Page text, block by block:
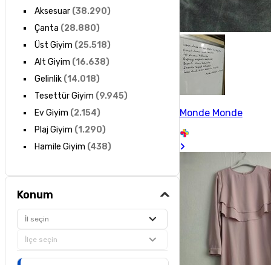
Aksesuar(38.290)
Çanta (28.880)
Üst Giyim (25.518)
Alt Giyim (16.638)
Gelinlik(14.018)
Tesettür Giyim (9.945)
Ev Giyim (2.154)
Plaj Giyim (1.290)
Hamile Giyim (438)
Konum
İl seçin
İlçe seçin
Monde Monde